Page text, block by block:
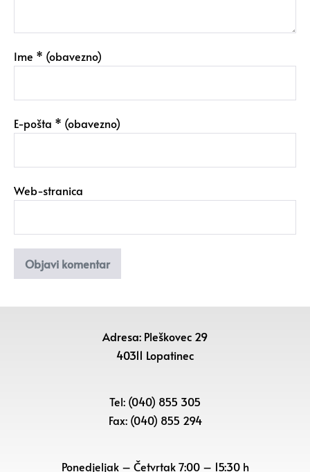
Ime * (obavezno)
E-pošta * (obavezno)
Web-stranica
Adresa: Pleškovec 29
40311 Lopatinec
Tel: (040) 855 305
Fax: (040) 855 294
Ponedjeljak – Četvrtak 7:00 – 15:30 h